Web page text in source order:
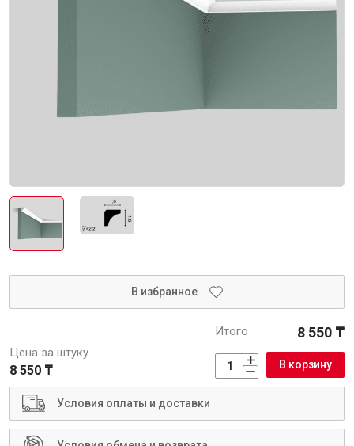
В избранное
Цена за штуку
8 550 ₸
Итого 8 550 ₸
В корзину
Условия оплаты и доставки
Интерьер и отделка
Клеи, жидкие гвозди
Инженерные системы
Водоснабжение и водоотведение
Электро-оборудование